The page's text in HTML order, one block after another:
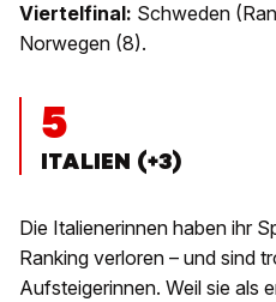
Viertelfinal: Schweden
Norwegen (8).
5
ITALIEN (+3)
Die Italienerinnen haben ihr
Ranking verloren – und sind
Aufsteigerinnen. Weil sie als